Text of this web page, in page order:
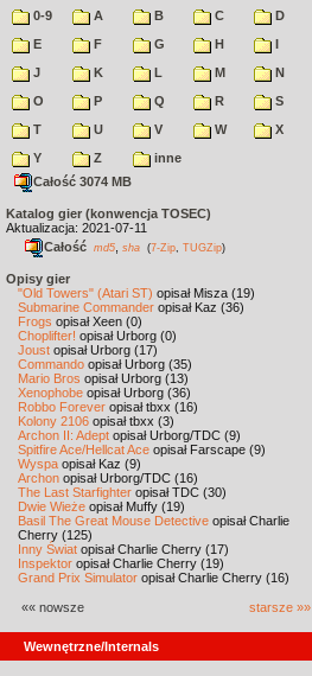
0-9 A B C
D
E
F G H
I
J
K L M
N
O
P Q R
S
T
U V W
X
Y
Z
inne
Całość 3074 MB
Katalog gier (konwencja TOSEC)
Aktualizacja: 2021-07-11
Całość md5 sha (7-Zip TUGZip)
Opisy gier
"Old Towers" (Atari ST) opisał Misza (19)
Submarine Commander opisał Kaz (36)
Frogs opisał Xeen (0)
Choplifter! opisał Urborg (0)
Joust opisał Urborg (17)
Commando opisał Urborg (35)
Mario Bros opisał Urborg (13)
Xenophobe opisał Urborg (36)
Robbo Forever opisał tbxx (16)
Kolony 2106 opisał tbxx (3)
Archon II: Adept opisał Urborg/TDC (9)
Spitfire Ace/Hellcat Ace opisał Farscape (9)
Wyspa opisał Kaz (9)
Archon opisał Urborg/TDC (16)
The Last Starfighter opisał TDC (30)
Dwie Wieże opisał Muffy (19)
Basil The Great Mouse Detective opisał Charlie
Cherry (125)
Inny Świat opisał Charlie Cherry (17)
Inspektor opisał Charlie Cherry (19)
Grand Prix Simulator opisał Charlie Cherry (16)
«« nowsze starsze »»
Wewnętrzne/Internals